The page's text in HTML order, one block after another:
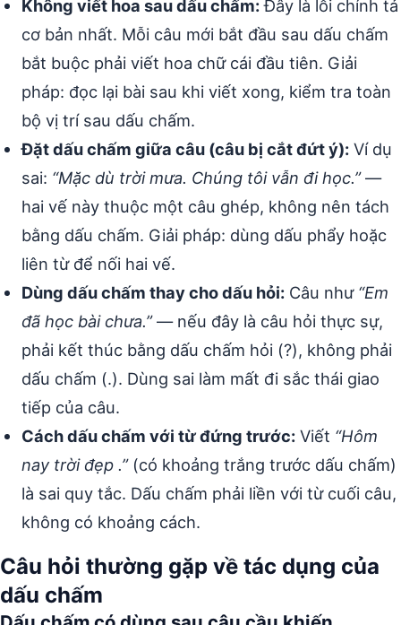
Không viết hoa sau dấu chấm:Đây là lỗi chính tả
cơ bản nhất. Mỗi câu mới bắt đầu sau dấu chấm
bắt buộc phải viết hoa chữ cái đầu tiên. Giải
pháp: đọc lại bài sau khi viết xong, kiểm tra toàn
bộ vị trí sau dấu chấm.
Đặt dấu chấm giữa câu (câu bị cắt đứt ý): Ví dụ
sai: “Mặc dù trời mưa. Chúng tôi vẫn đi học.”—
hai vế này thuộc một câu ghép, không nên tách
bằng dấu chấm. Giải pháp: dùng dấu phẩy hoặc
liên từ để nối hai vế.
Dùng dấu chấm thay cho dấu hỏi: Câu như “Em
đã học bài chưa.”— nếu đây là câu hỏi thực sự,
phải kết thúc bằng dấu chấm hỏi (?), không phải
dấu chấm (.). Dùng sai làm mất đi sắc thái giao
tiếp của câu.
Cách dấu chấm với từ đứng trước: Viết “Hôm
nay trời đẹp .”(có khoảng trắng trước dấu chấm)
là sai quy tắc. Dấu chấm phải liền với từ cuối câu,
không có khoảng cách.
Câu hỏi thường gặp về tác dụng của
dấu chấm